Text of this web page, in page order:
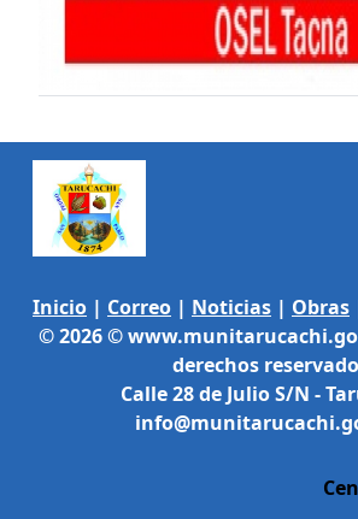
Inicio | Correo | Noticias | Obras
© 2026 ©
derechos
Calle 28 de Julio S/N -